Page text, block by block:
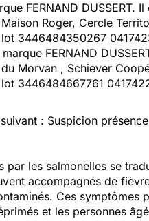
FERNAND
Roger, Cercle
3446484350267
FERNAND
Morvan , Schiever
3446484667761
: Suspicion
par les salmonelles se
accompagnés de
Ces symptômes
et les personnes